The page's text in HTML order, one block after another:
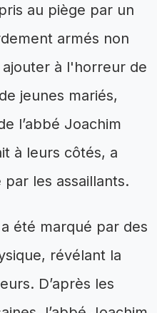
au piège par un
armés non
à l'horreur de
jeunes mariés,
l’abbé Joachim
à leurs côtés, a
les assaillants.
été marqué par des
révélant la
D’après les